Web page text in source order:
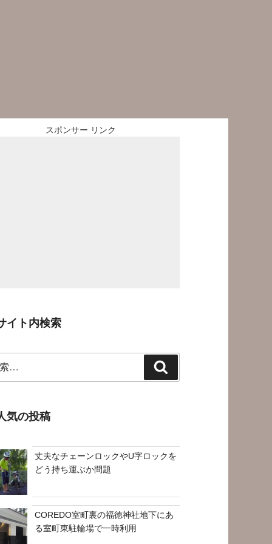
スポンサー リンク
イト内検索
索
気の投稿
丈夫なチェーンロックやU字ロックを
どう持ち運ぶか問題
COREDO室町裏の福徳神社地下にあ
る室町東駐輪場で一時利用